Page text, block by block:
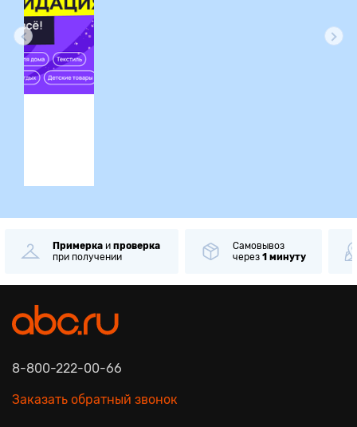
Примерка и проверка
при получении
Самовывоз
через 1 минуту
8-800-222-00-66
Заказать обратный звонок